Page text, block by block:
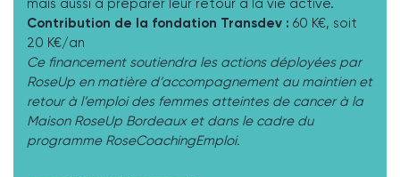
mais aussi à préparer leur retour à la vie active.
Contribution de la fondation Transdev : 60 K€, soit
20 K€/an
Ce financement soutiendra les actions déployées par
RoseUp en matière d’accompagnement au maintien et
retour à l’emploi des femmes atteintes de cancer à la
Maison RoseUp Bordeaux et dans le cadre du
programme RoseCoachingEmploi.